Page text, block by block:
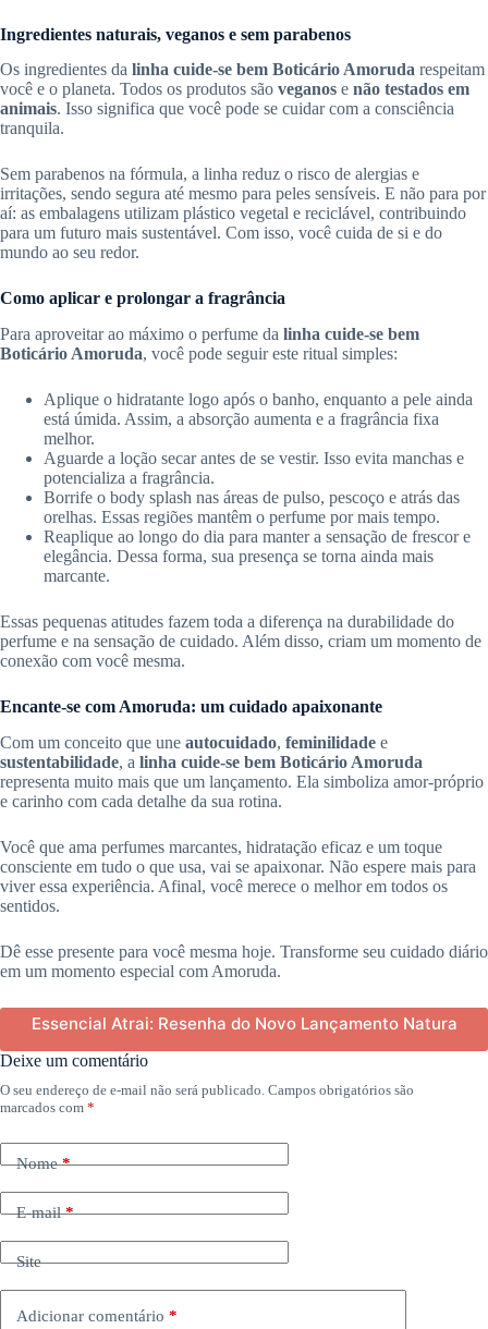
Ingredientes naturais, veganos e sem parabenos
Os ingredientes da linha cuide-se bem Boticário Amoruda respeitam
você e o planeta. Todos os produtos são veganos e não testados em
animais. Isso significa que você pode se cuidar com a consciência
tranquila.
Sem parabenos na fórmula, a linha reduz o risco de alergias e
irritações, sendo segura até mesmo para peles sensíveis. E não para por
aí: as embalagens utilizam plástico vegetal e reciclável, contribuindo
para um futuro mais sustentável. Com isso, você cuida de si e do
mundo ao seu redor.
Como aplicar e prolongar a fragrância
Para aproveitar ao máximo o perfume da linha cuide-se bem
Boticário Amoruda, você pode seguir este ritual simples:
Aplique o hidratante logo após o banho, enquanto a pele ainda
está úmida. Assim, a absorção aumenta e a fragrância fixa
melhor.
Aguarde a loção secar antes de se vestir. Isso evita manchas e
potencializa a fragrância.
Borrife o body splash nas áreas de pulso, pescoço e atrás das
orelhas. Essas regiões mantêm o perfume por mais tempo.
Reaplique ao longo do dia para manter a sensação de frescor e
elegância. Dessa forma, sua presença se torna ainda mais
marcante.
Essas pequenas atitudes fazem toda a diferença na durabilidade do
perfume e na sensação de cuidado. Além disso, criam um momento de
conexão com você mesma.
Encante-se com Amoruda: um cuidado apaixonante
Com um conceito que une autocuidado, feminilidade e
sustentabilidade, a linha cuide-se bem Boticário Amoruda
representa muito mais que um lançamento. Ela simboliza amor-próprio
e carinho com cada detalhe da sua rotina.
Você que ama perfumes marcantes, hidratação eficaz e um toque
consciente em tudo o que usa, vai se apaixonar. Não espere mais para
viver essa experiência. Afinal, você merece o melhor em todos os
sentidos.
Dê esse presente para você mesma hoje. Transforme seu cuidado diário
em um momento especial com Amoruda.
Essencial Atrai: Resenha do Novo Lançamento Natura
Deixe um comentário
O seu endereço de e-mail não será publicado. Campos obrigatórios são
marcados com *
Nome*
E-mail*
Site
Adicionar comentário *